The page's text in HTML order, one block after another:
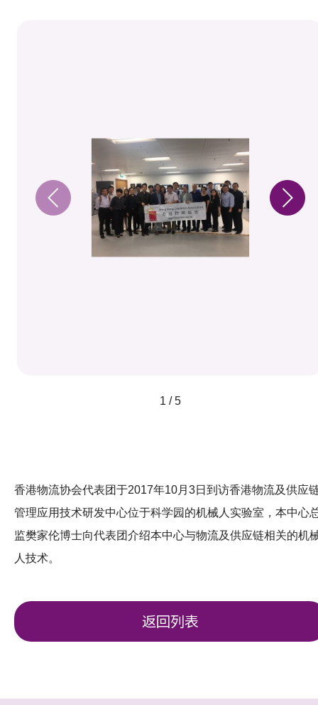
1 / 5
香港物流协会代表团于2017年10月3日到访香港物流及供应
管理应用技术研发中心位于科学园的机械人实验室，本中心
监樊家伦博士向代表团介绍本中心与物流及供应链相关的机
人技术。
返回列表